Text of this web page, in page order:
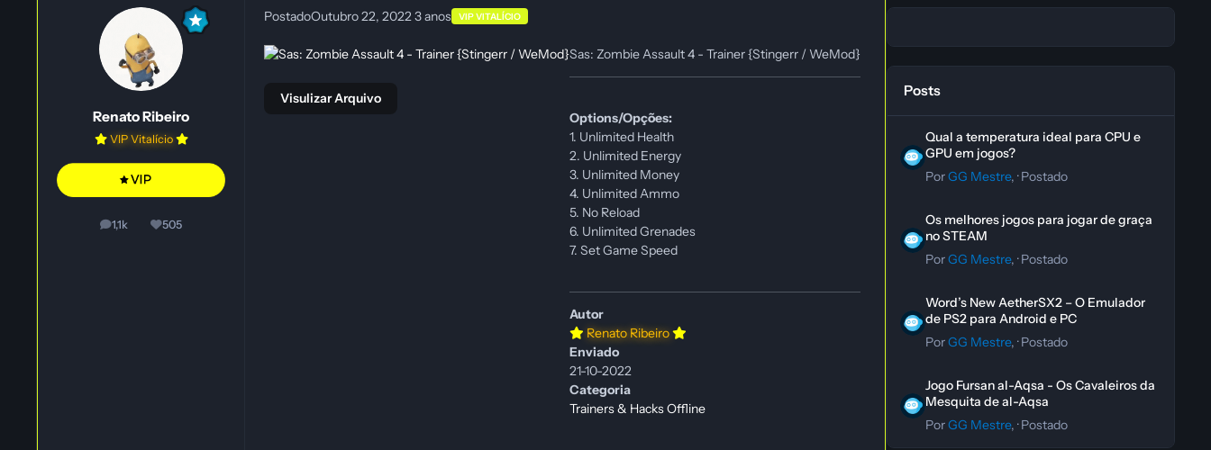
Renato Ribeiro
VIP Vitalício
1,1k
posts 505
Reputação
PostadoOutubro 22, 2022 3 anos VIP VITALÍCIO
Visulizar Arquivo
Sas: Zombie Assault 4 - Trainer {Stingerr / WeMod}
Options/Opções:
1. Unlimited Health
2. Unlimited Energy
3. Unlimited Money
4. Unlimited Ammo
5. No Reload
6. Unlimited Grenades
7. Set Game Speed
Autor
Renato Ribeiro
Enviado
21-10-2022
Categoria
Trainers & Hacks Offline
Posts
Qual a temperatura ideal para CPU e
GPU em jogos?
PorGG Mestre, ·Postado
Os melhores jogos para jogar de graça
no STEAM
PorGG Mestre, ·Postado
Word’s New AetherSX2 – O Emulador
de PS2 para Android e PC
PorGG Mestre, ·Postado
Jogo Fursan al-Aqsa - Os Cavaleiros da
Mesquita de al-Aqsa
PorGG Mestre, ·Postado